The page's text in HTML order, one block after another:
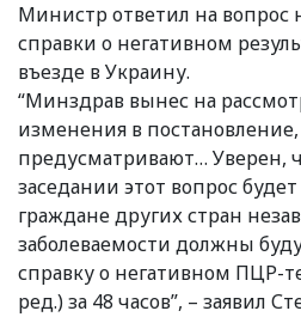
Министр ответил на вопрос
справки о негативном
въезде в Украину.
“Минздрав вынес на
изменения в
предусматривают… Уверен,
заседании этот вопрос
граждане других стран
заболеваемости должны
справку о негативном ПЦР-
ред.) за 48 часов”, – заявил